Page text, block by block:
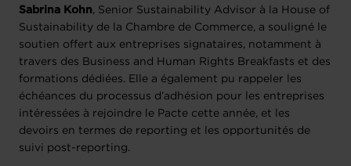
Sabrina Kohn, Senior Sustainability Advisor à la House of
Sustainability de la Chambre de Commerce, a souligné le
soutien offert aux entreprises signataires, notamment à
travers des Business and Human Rights Breakfasts et des
formations dédiées. Elle a également pu rappeler les
échéances du processus d’adhésion pour les entreprises
intéressées à rejoindre le Pacte cette année, et les
devoirs en termes de reporting et les opportunités de
suivi post-reporting.